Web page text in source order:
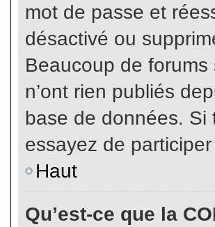
mot de passe et
désactivé ou
Beaucoup de
n’ont rien publiés
base de données.
essayez de
Haut
Qu’est-ce que la